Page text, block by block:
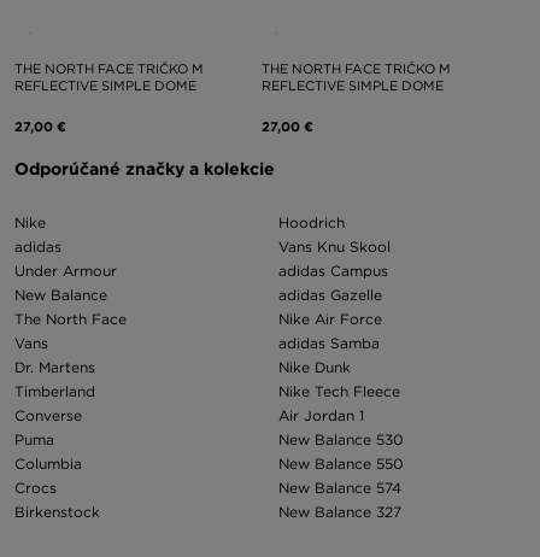
THE NORTH FACE TRIČKO M
REFLECTIVE SIMPLE DOME
27,00 €
THE NORTH FACE TRIČKO M
REFLECTIVE SIMPLE DOME
27,00 €
Odporúčané značky a kolekcie
Nike
adidas
Under Armour
New Balance
The North Face
Vans
Dr. Martens
Timberland
Converse
Puma
Columbia
Crocs
Birkenstock
Hoodrich
Vans Knu Skool
adidas Campus
adidas Gazelle
Nike Air Force
adidas Samba
Nike Dunk
Nike Tech Fleece
Air Jordan 1
New Balance 530
New Balance 550
New Balance 574
New Balance 327